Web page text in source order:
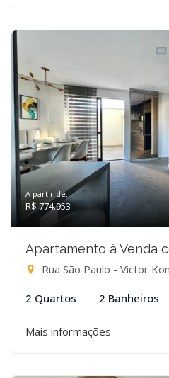
A partir de:
R$ 774.953
Apartamento à Venda
Rua São Paulo - Victor
2 Quartos 2 Banheiros
Mais informações